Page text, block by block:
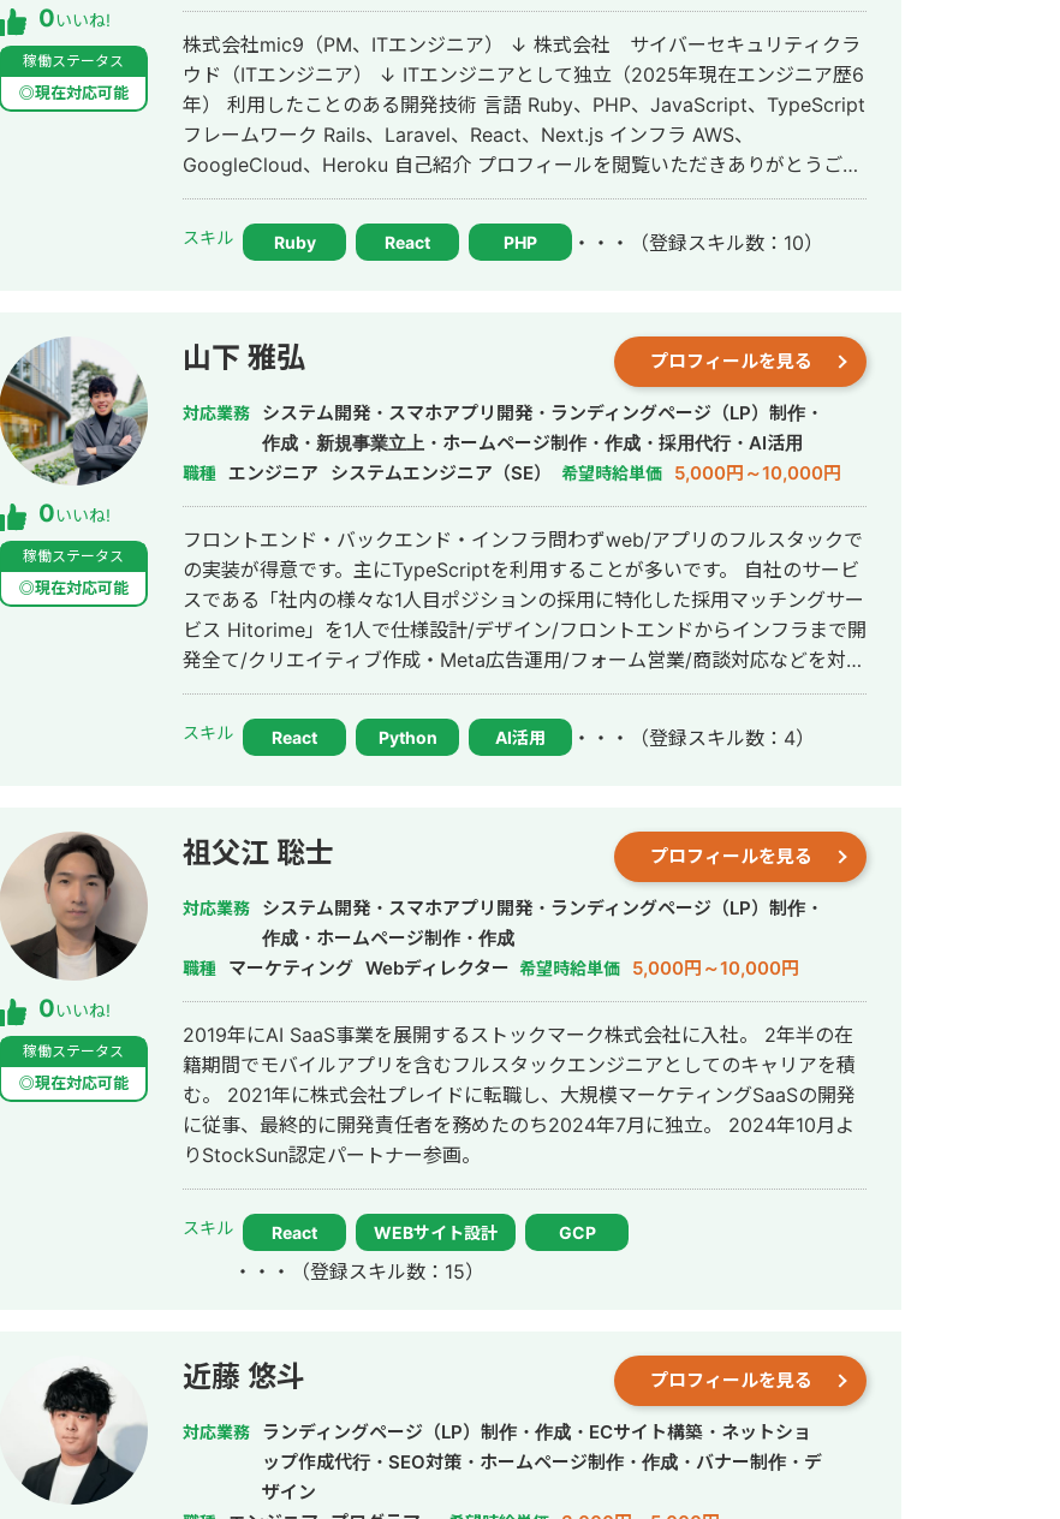
エージェント開発、AI を活用した業務効率化、既存プロダクトへの AI 機能の
組み込みにも取り組んでいる。 単に言われたものを作るだけでなく、事業とし
て使える形に落とし込むことを重視している。開発の初期段階からリリース後
の運用まで伴走。経営と技術の両面から、クライアントが自走できる状態をゴ
ールに置いている。
0いいね!
稼働ステータス
◎現在対応可能
株式会社mic9（PM、ITエンジニア） ↓ 株式会社 サイバーセキュリティクラ
ウド（ITエンジニア） ↓ ITエンジニアとして独立（2025年現在エンジニア歴6
年） 利用したことのある開発技術 言語 Ruby、PHP、JavaScript、TypeScript
フレームワーク Rails、Laravel、React、Next.js インフラ AWS、
GoogleCloud、Heroku 自己紹介 プロフィールを閲覧いただきありがとうござ
います。 現在、フリーランスのITエンジニアとして活動しております。 エンジ
ニア歴は5年で、受託開発会社でのPM経験と事業会社でのエンジニア経験を活
かし、要件定義から保守運用までワンストップで開発できる事が私の強みで
スキル Ruby React PHP ・・・ （登録スキル数：10）
0いいね!
稼働ステータス
◎現在対応可能
山下 雅弘 プロフィールを見る
対応業務
システム開発・スマホアプリ開発・ランディングページ（LP）制作・
作成・新規事業立上・ホームページ制作・作成・採用代行・AI活用
職種 エンジニア システムエンジニア（SE） 希望時給単価 5,000円～10,000円
フロントエンド・バックエンド・インフラ問わずweb/アプリのフルスタックで
の実装が得意です。主にTypeScriptを利用することが多いです。 自社のサービ
スである「社内の様々な1人目ポジションの採用に特化した採用マッチングサー
ビス Hitorime」を1人で仕様設計/デザイン/フロントエンドからインフラまで開
発全て/クリエイティブ作成・Meta広告運用/フォーム営業/商談対応などを対応
いたしました。この経験から、事業を進めるおける「売るものを決める・作
る・売る/広める」の工程全ての解像度がある程度高いので、様々なポジション
の方との連携がとりやすいです。 現在はHitorimeは2026年5月末時点でリリー
生成・画像内物体検知）の構築・データクレンジング・モデル改善などを1から
実装した経験もあるので、機械学習における解像度が比較的高いと思います。
今後やりたいこととしては自社だから、自分だからこそ生み出せる世の中に求
められるプロダクトをAIを適切にフル活用し1人称でも作れるようなエンジニア
を目指しております。 また、直近はn8nなどのAIオートメーションを使い、
増えてきているので、業務改善も対応可能です。 いかなる仕事であれ頂いた仕
事に対して、精神誠意ご対応させて頂きます。 宜しくお願い致します。
スキル React Python AI活用 ・・・ （登録スキル数：4）
0いいね!
稼働ステータス
◎現在対応可能
祖父江 聡士 プロフィールを見る
対応業務
システム開発・スマホアプリ開発・ランディングページ（LP）制作・
作成・ホームページ制作・作成
職種 マーケティング Webディレクター 希望時給単価 5,000円～10,000円
2019年にAI SaaS事業を展開するストックマーク株式会社に入社。 2年半の在
籍期間でモバイルアプリを含むフルスタックエンジニアとしてのキャリアを積
む。 2021年に株式会社プレイドに転職し、大規模マーケティングSaaSの開発
に従事、最終的に開発責任者を務めたのち2024年7月に独立。 2024年10月よ
りStockSun認定パートナー参画。
スキル React WEBサイト設計 GCP
・・・ （登録スキル数：15）
近藤 悠斗 プロフィールを見る
対応業務
ランディングページ（LP）制作・作成・ECサイト構築・ネットショ
ップ作成代行・SEO対策・ホームページ制作・作成・バナー制作・デ
ザイン